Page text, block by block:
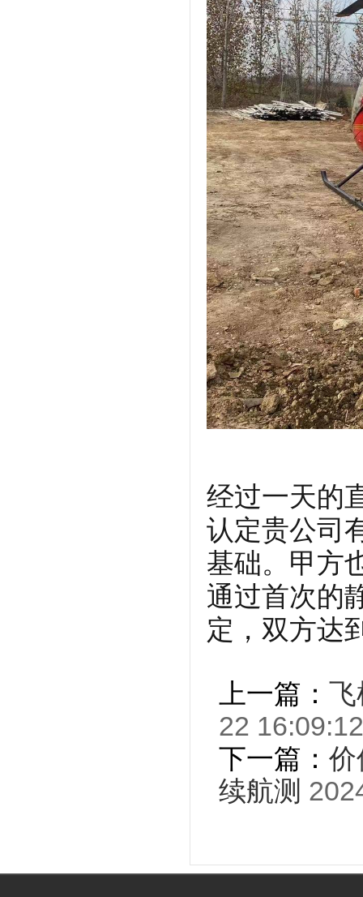
经过一天的
认定贵公司
基础。甲方
通过首次的
定，双方达
上一篇： 飞
22 16:09:12
下一篇： 价
续航测